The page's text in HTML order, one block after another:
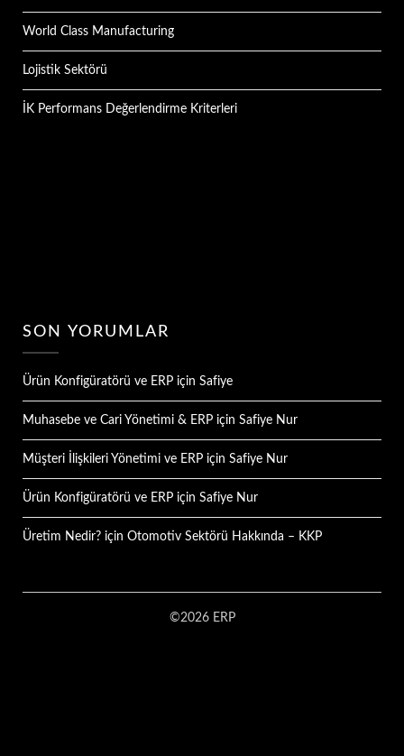
World Class Manufacturing
Lojistik Sektörü
İK Performans Değerlendirme Kriterleri
SON YORUMLAR
Ürün Konfigüratörü ve ERP için Safiye
Muhasebe ve Cari Yönetimi & ERP için Safiye Nur
Müşteri İlişkileri Yönetimi ve ERP için Safiye Nur
Ürün Konfigüratörü ve ERP için Safiye Nur
Üretim Nedir? için Otomotiv Sektörü Hakkında – KKP
©2026 ERP